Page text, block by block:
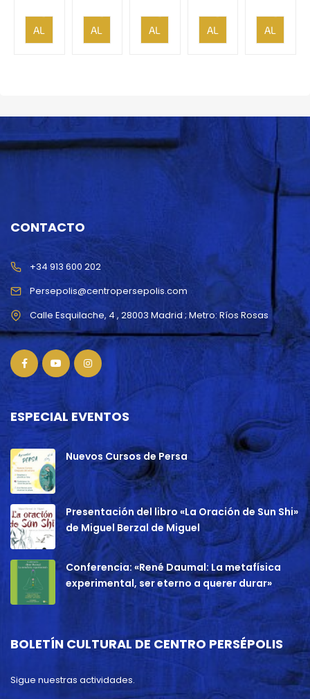
AL
CARRITO
AL
CARRITO
AL
CARRITO
AL
CARRITO
AL
CARRITO
CONTACTO
Persepolis@centropersepolis.com
+34 913 600 202
ESPECIAL EVENTOS
Nuevos Cursos de Persa
Presentación del libro «La Oración de Sun Shi»
de Miguel Berzal de Miguel
Conferencia: «René Daumal: La metafísica
experimental, ser eterno a querer durar»
BOLETÍN CULTURAL DE CENTRO PERSÉPOLIS
Sigue nuestras actividades.